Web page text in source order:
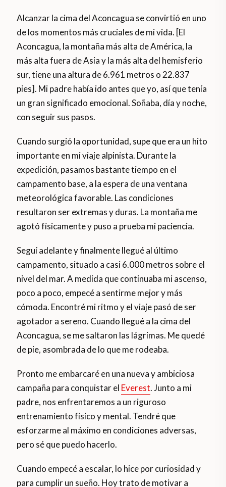
Alcanzar la cima del Aconcagua se convirtió en uno
de los momentos más cruciales de mi vida. [El
Aconcagua, la montaña más alta de América, la
más alta fuera de Asia y la más alta del hemisferio
sur, tiene una altura de 6.961 metros o 22.837
pies]. Mi padre había ido antes que yo, así que tenía
un gran significado emocional. Soñaba, día y noche,
con seguir sus pasos.
Cuando surgió la oportunidad, supe que era un hito
importante en mi viaje alpinista. Durante la
expedición, pasamos bastante tiempo en el
campamento base, a la espera de una ventana
meteorológica favorable. Las condiciones
resultaron ser extremas y duras. La montaña me
agotó físicamente y puso a prueba mi paciencia.
Seguí adelante y finalmente llegué al último
campamento, situado a casi 6.000 metros sobre el
nivel del mar. A medida que continuaba mi ascenso,
poco a poco, empecé a sentirme mejor y más
cómoda. Encontré mi ritmo y el viaje pasó de ser
agotador a sereno. Cuando llegué a la cima del
Aconcagua, se me saltaron las lágrimas. Me quedé
de pie, asombrada de lo que me rodeaba.
Pronto me embarcaré en una nueva y ambiciosa
campaña para conquistar el Everest. Junto a mi
padre, nos enfrentaremos a un riguroso
entrenamiento físico y mental. Tendré que
esforzarme al máximo en condiciones adversas,
pero sé que puedo hacerlo.
Cuando empecé a escalar, lo hice por curiosidad y
para cumplir un sueño. Hoy trato de motivar a